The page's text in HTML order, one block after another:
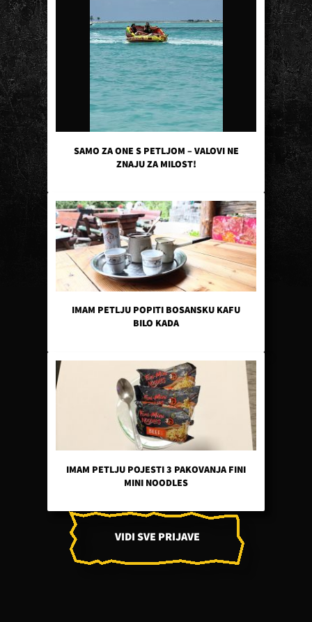
SAMO ZA ONE S PETLJOM – VALOVI NE
ZNAJU ZA MILOST!
IMAM PETLJU POPITI BOSANSKU KAFU
BILO KADA
IMAM PETLJU POJESTI 3 PAKOVANJA FINI
MINI NOODLES
VIDI SVE PRIJAVE